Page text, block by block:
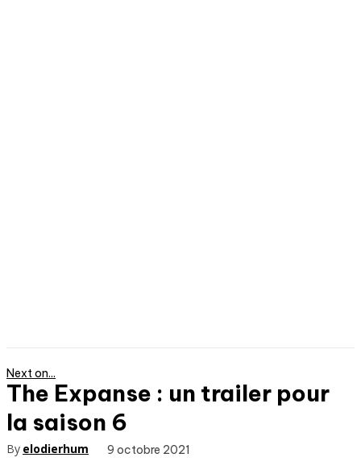
Next on...
The Expanse : un trailer pour
la saison 6
By elodierhum 9 octobre 2021